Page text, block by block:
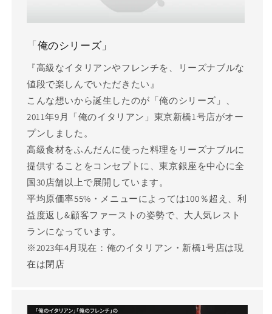
「俺のシリーズ」
『高級なイタリアンやフレンチを、リーズナブルな
値段で楽しんでいただきたい』
こんな想いから誕生したのが「俺のシリーズ」、
2011年9月「俺のイタリアン」東京新橋1号店がオー
プンしました。
高級食材をふんだんに使った料理をリーズナブルに
提供することをコンセプトに、東京銀座を中心に全
国30店舗以上で展開しています。
平均原価率55%・メニューによっては100％超え、利
益度返し&顧客ファーストの姿勢で、大人気レスト
ランになっています。
※2023年4月現在：俺のイタリアン・新橋1号店は現
在は閉店